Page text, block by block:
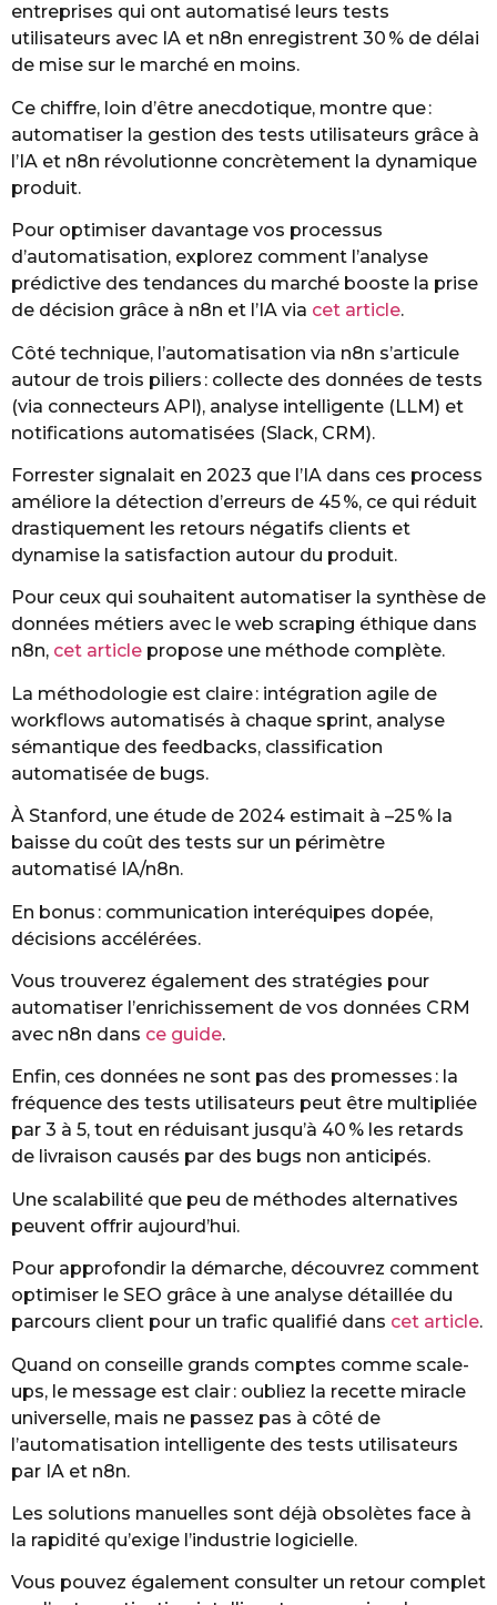
entreprises qui ont automatisé leurs tests
utilisateurs avec IA et n8n enregistrent 30 % de délai
de mise sur le marché en moins.
Ce chiffre, loin d’être anecdotique, montre que :
automatiser la gestion des tests utilisateurs grâce à
l’IA et n8n révolutionne concrètement la dynamique
produit.
Pour optimiser davantage vos processus
d’automatisation, explorez comment l’analyse
prédictive des tendances du marché booste la prise
de décision grâce à n8n et l’IA via cet article.
Côté technique, l’automatisation via n8n s’articule
autour de trois piliers : collecte des données de tests
(via connecteurs API), analyse intelligente (LLM) et
notifications automatisées (Slack, CRM).
Forrester signalait en 2023 que l’IA dans ces process
améliore la détection d’erreurs de 45 %, ce qui réduit
drastiquement les retours négatifs clients et
dynamise la satisfaction autour du produit.
Pour ceux qui souhaitent automatiser la synthèse de
données métiers avec le web scraping éthique dans
n8n, cet article propose une méthode complète.
La méthodologie est claire : intégration agile de
workflows automatisés à chaque sprint, analyse
sémantique des feedbacks, classification
automatisée de bugs.
À Stanford, une étude de 2024 estimait à –25 % la
baisse du coût des tests sur un périmètre
automatisé IA/n8n.
En bonus : communication interéquipes dopée,
décisions accélérées.
Vous trouverez également des stratégies pour
automatiser l’enrichissement de vos données CRM
avec n8n dans ce guide.
Enfin, ces données ne sont pas des promesses : la
fréquence des tests utilisateurs peut être multipliée
par 3 à 5, tout en réduisant jusqu’à 40 % les retards
de livraison causés par des bugs non anticipés.
Une scalabilité que peu de méthodes alternatives
peuvent offrir aujourd’hui.
Pour approfondir la démarche, découvrez comment
optimiser le SEO grâce à une analyse détaillée du
parcours client pour un trafic qualifié dans cet article.
Quand on conseille grands comptes comme scale-
ups, le message est clair : oubliez la recette miracle
universelle, mais ne passez pas à côté de
l’automatisation intelligente des tests utilisateurs
par IA et n8n.
Les solutions manuelles sont déjà obsolètes face à
la rapidité qu’exige l’industrie logicielle.
Vous pouvez également consulter un retour complet